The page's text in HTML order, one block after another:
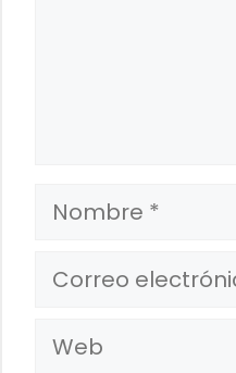
Nombre
Correo
electrónico
Web